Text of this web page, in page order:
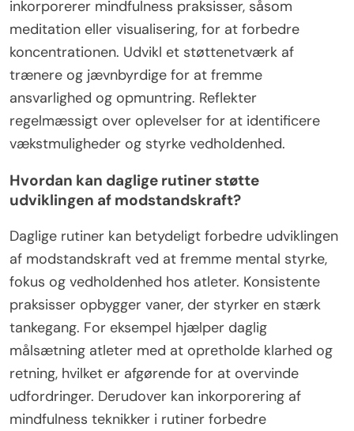
inkorporerer mindfulness praksisser, såsom
meditation eller visualisering, for at forbedre
koncentrationen. Udvikl et støttenetværk af
trænere og jævnbyrdige for at fremme
ansvarlighed og opmuntring. Reflekter
regelmæssigt over oplevelser for at identificere
vækstmuligheder og styrke vedholdenhed.
Hvordan kan daglige rutiner støtte
udviklingen af modstandskraft?
Daglige rutiner kan betydeligt forbedre udviklingen
af modstandskraft ved at fremme mental styrke,
fokus og vedholdenhed hos atleter. Konsistente
praksisser opbygger vaner, der styrker en stærk
tankegang. For eksempel hjælper daglig
målsætning atleter med at opretholde klarhed og
retning, hvilket er afgørende for at overvinde
udfordringer. Derudover kan inkorporering af
mindfulness teknikker i rutiner forbedre